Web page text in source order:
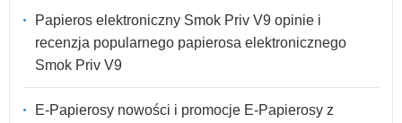
Papieros elektroniczny Smok Priv V9 opinie i
recenzja popularnego papierosa elektronicznego
Smok Priv V9
E-Papierosy nowości i promocje E-Papierosy z